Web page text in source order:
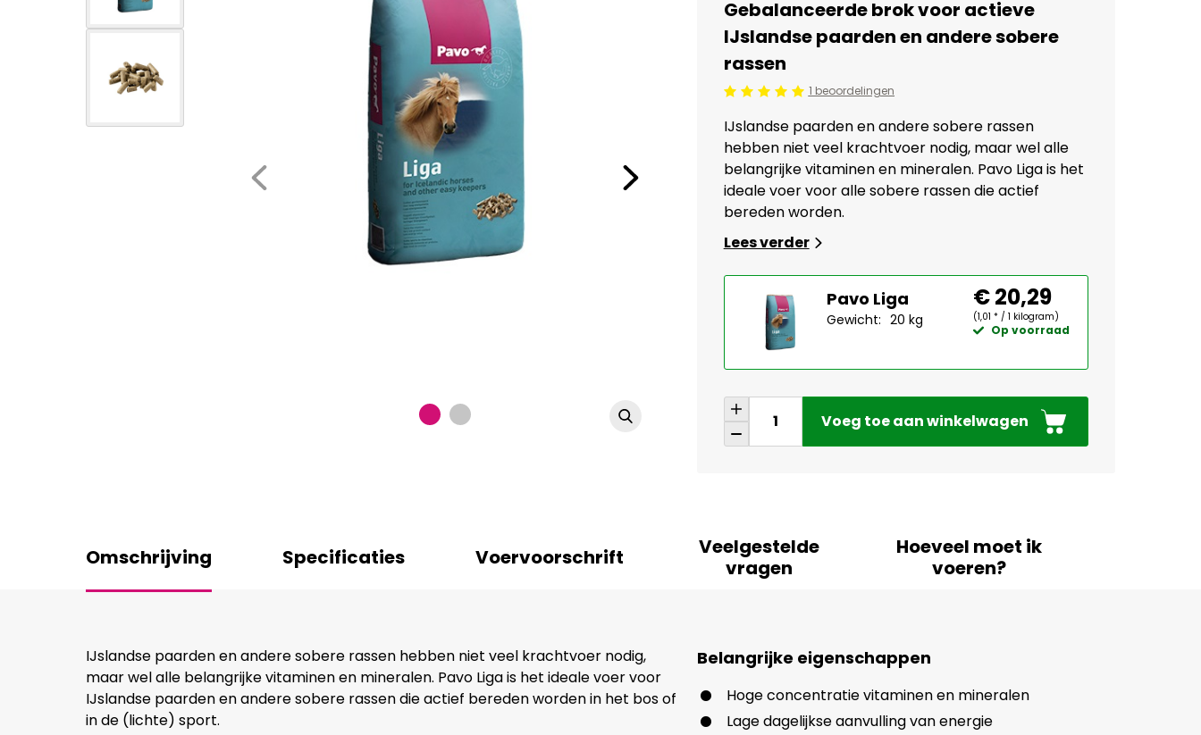
Gebalanceerde brok voor actieve
IJslandse paarden en andere sobere
rassen
Beoordeling: 5/5 1 beoordelingen
IJslandse paarden en andere sobere rassen
hebben niet veel krachtvoer nodig, maar wel alle
belangrijke vitaminen en mineralen. Pavo Liga is het
ideale voer voor alle sobere rassen die actief
bereden worden.
Lees verder
Pavo Liga
Gewicht: 20 kg
€ 20,29
(1,01 * / 1 kilogram)
Op voorraad
Voeg toe aan winkelwagen
Omschrijving Specificaties Voervoorschrift
Veelgestelde
vragen
Hoeveel moet ik
voeren?
IJslandse paarden en andere sobere rassen hebben niet veel krachtvoer nodig,
maar wel alle belangrijke vitaminen en mineralen. Pavo Liga is het ideale voer voor
IJslandse paarden en andere sobere rassen die actief bereden worden in het bos of
in de (lichte) sport.
Belangrijke eigenschappen
Hoge concentratie vitaminen en mineralen
Lage dagelijkse aanvulling van energie